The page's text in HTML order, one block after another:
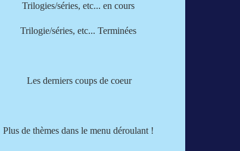
Trilogies/séries, etc... en cours
Trilogie/séries, etc... Terminées
Les derniers coups de coeur
Plus de thèmes dans le menu déroulant !